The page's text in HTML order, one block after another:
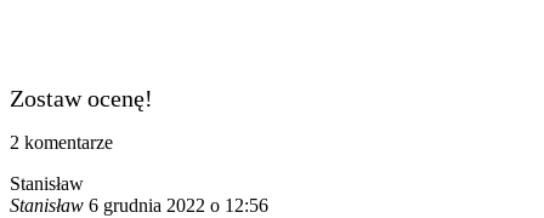
Zostaw ocenę!
2 komentarze
Stanisław
Stanisław 6 grudnia 2022 o 12:56